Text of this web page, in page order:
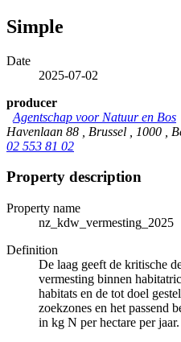
Simple
Date
2025-07-02
producer
Agentschap voor Natuur en Bos
Havenlaan 88 , Brussel , 1000 ,
02 553 81 02
Property description
Property name
nz_kdw_vermesting_2025
Definition
De laag geeft de kritische
vermesting binnen
habitats en de tot doel
zoekzones en het passend
in kg N per hectare per jaar.